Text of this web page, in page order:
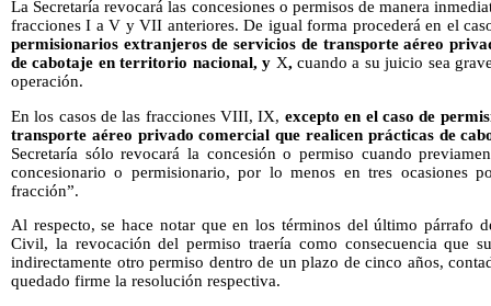
La Secretaría revocará las concesiones o permisos de manera
fracciones I a V y VII anteriores. De igual forma procederá en el
permisionarios extranjeros de servicios de transporte aéreo
de cabotaje en territorio nacional, y X, cuando a su juicio sea
operación.
En los casos de las fracciones VIII, IX, excepto en el caso de
transporte aéreo privado comercial que realicen prácticas de
Secretaría sólo revocará la concesión o permiso cuando
concesionario o permisionario, por lo menos en tres ocasiones
fracción”.
Al respecto, se hace notar que en los términos del último párrafo
Civil, la revocación del permiso traería como consecuencia que
indirectamente otro permiso dentro de un plazo de cinco años,
quedado firme la resolución respectiva.